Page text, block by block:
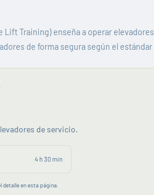
Lift Training) enseña a operar
de forma segura según el estándar
de servicio.
4 h 30 min
detalle en esta página.